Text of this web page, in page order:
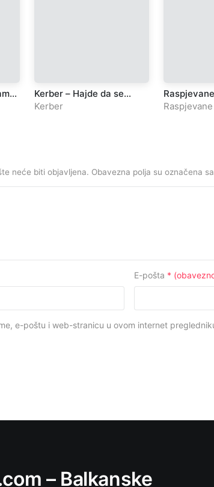
Kerber – Hajde da se
volimo
Kerber
Drino
neće biti objavljena. Obavezna polja su označena sa
E-pošta *
e-poštu i web-stranicu u ovom internet
– Balkanske